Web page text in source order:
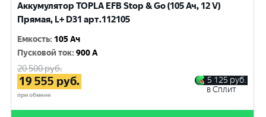
Аккумулятор TOPLA EFB Stop & Go (105 Ач, 12 V)
Прямая, L+ D31 арт.112105
Емкость: 105 Ач
Пусковой ток:900 A
20 500руб.
19 555 руб.
при обмене
5 125 руб.
в Сплит